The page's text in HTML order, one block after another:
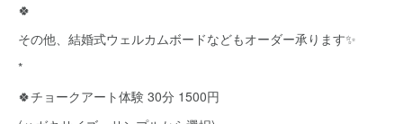
🍀
その他、結婚式ウェルカムボードなどもオーダー承ります✨
*
🍀チョークアート体験 30分 1500円